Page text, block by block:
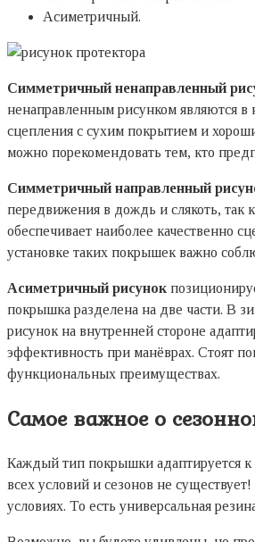
Асиметричный.
Симметричный ненаправленный
ненаправленным рисунком являются
сцепления с сухим покрытием и
можно порекомендовать тем, кто
Симметричный направленный
передвижения в дождь и слякоть,
обеспечивает наиболее качественно
установке таких покрышек важно
Асиметричный рисунок
покрышка разделена на две части. В
рисунок на внутренней стороне
эффективность при манёврах. Стоят
функциональных преимуществах.
Самое важное о
Каждый тип покрышки адаптируется к
всех условий и сезонов не
условиях. То есть универсальная